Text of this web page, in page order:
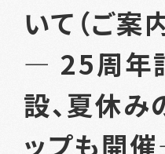
いて（ご案
― 25周年
設、夏休み
ップも開